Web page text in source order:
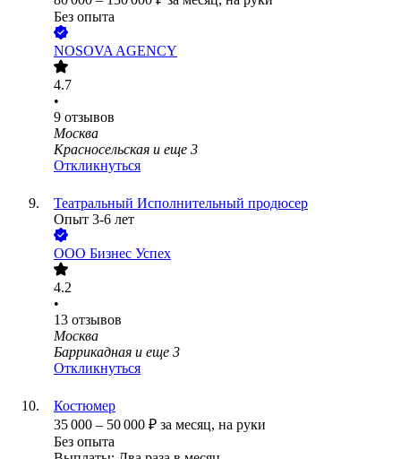
Без опыта
NOSOVA AGENCY
4.7
•
9 отзывов
Москва
Красносельская и еще 3
Откликнуться
Театральный Исполнительный продюсер
Опыт 3-6 лет
ООО Бизнес Успех
4.2
•
13 отзывов
Москва
Баррикадная и еще 3
Откликнуться
Костюмер
35 000 – 50 000 ₽ за месяц, на руки
Без опыта